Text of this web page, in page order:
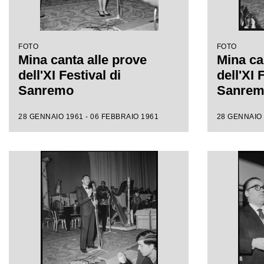
FOTO
Mina canta alle prove
dell'XI Festival di
Sanremo
28 GENNAIO 1961 - 06 FEBBRAIO 1961
FOTO
Mina
dell'XI
28